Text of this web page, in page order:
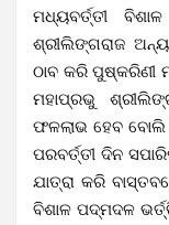
ମଧ୍ୟବର୍ତ୍ତୀ
ଶ୍ରୀଲିଙ୍ଗରାଜ
ଠାବ କରି ପୁଷ୍କରିଣୀ
ମହାପ୍ରଭୁ
ଫଳଲାଭ ହେବ ବୋଲି
ପରବର୍ତ୍ତୀ ଦିନ
ଯାତ୍ରା କରି
ବିଶାଳ ପଦ୍ମଦଳ